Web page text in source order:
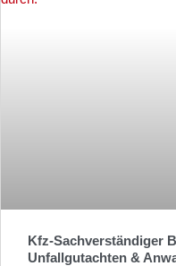
Kfz-Sachverständiger
Unfallgutachten &